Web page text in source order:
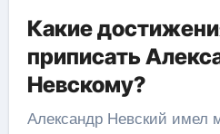
Какие
приписать
Невскому?
Александр Невский имел